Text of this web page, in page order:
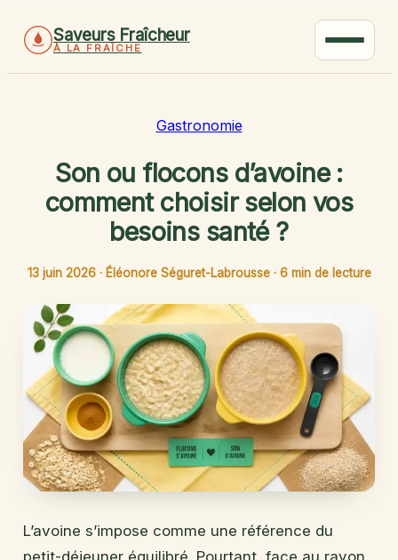
Saveurs Fraîcheur
À LA FRAÎCHE
Gastronomie
Son ou flocons d’avoine :
comment choisir selon vos
besoins santé ?
13 juin 2026 · Éléonore Séguret-Labrousse · 6 min de lecture
L’avoine s’impose comme une référence du